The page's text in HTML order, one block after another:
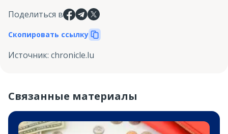
Поделиться в
Скопировать ссылку
Источник: chronicle.lu
Связанные материалы